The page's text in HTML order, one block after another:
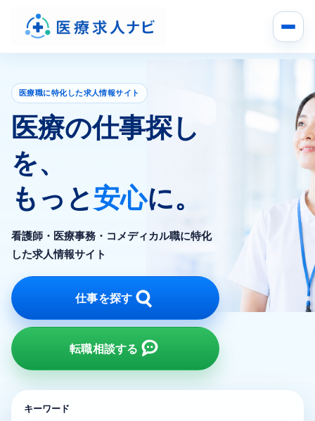
医療職に特化した求人情報サイト
医療の仕事探し
を、
もっと安心に。
看護師・医療事務・コメディカル職に特化
した求人情報サイト
仕事を探す
転職相談する
キーワード